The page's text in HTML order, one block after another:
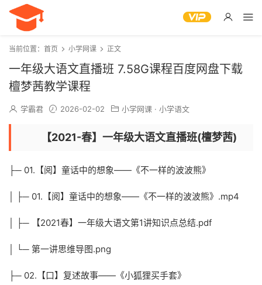
当前位置： 首页 小学网课 正文
一年级大语文直播班 7.58G课程百度网盘下载
檀梦茜教学课程
学霸君 2026-02-02 小学网课 · 小学语文
【2021-春】一年级大语文直播班(檀梦茜)
├─ 01.【阅】童话中的想象——《不一样的波波熊》
│ ├─ 01.【阅】童话中的想象——《不一样的波波熊》.mp4
│ ├─ 【2021春】一年级大语文第1讲知识点总结.pdf
│ └─ 第一讲思维导图.png
├─ 02.【口】复述故事——《小狐狸买手套》